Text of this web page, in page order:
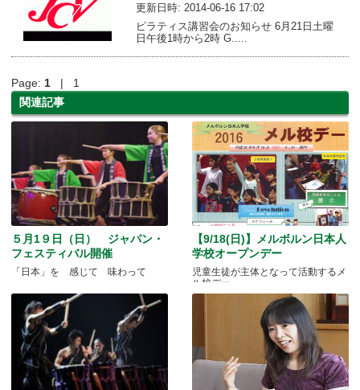
更新日時: 2014-06-16 17:02
ピラティス講習会のお知らせ 6月21日土曜
日午後1時から2時 G.....
Page: 1 | 1
関連記事
５月1９日（日） ジャパン・
フェスティバル開催
「日本」を 感じて 味わって
【9/18(日)】メルボルン日本人
学校オープンデー
児童生徒が主体となって活動するメ
ル校デー